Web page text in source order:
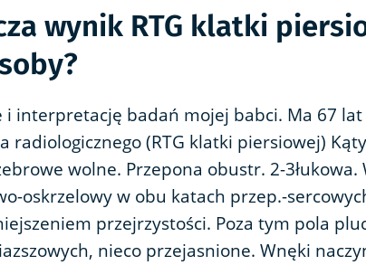
wynik RTG klatki
i interpretację badań mojej babci. Ma 67
radiologicznego (RTG klatki piersiowej) Kąty
wolne. Przepona obustr. 2-3łukowa.
oskrzelowy w obu katach przep.-
przejrzystości. Poza tym pola
nieco przejasnione. Wnęki